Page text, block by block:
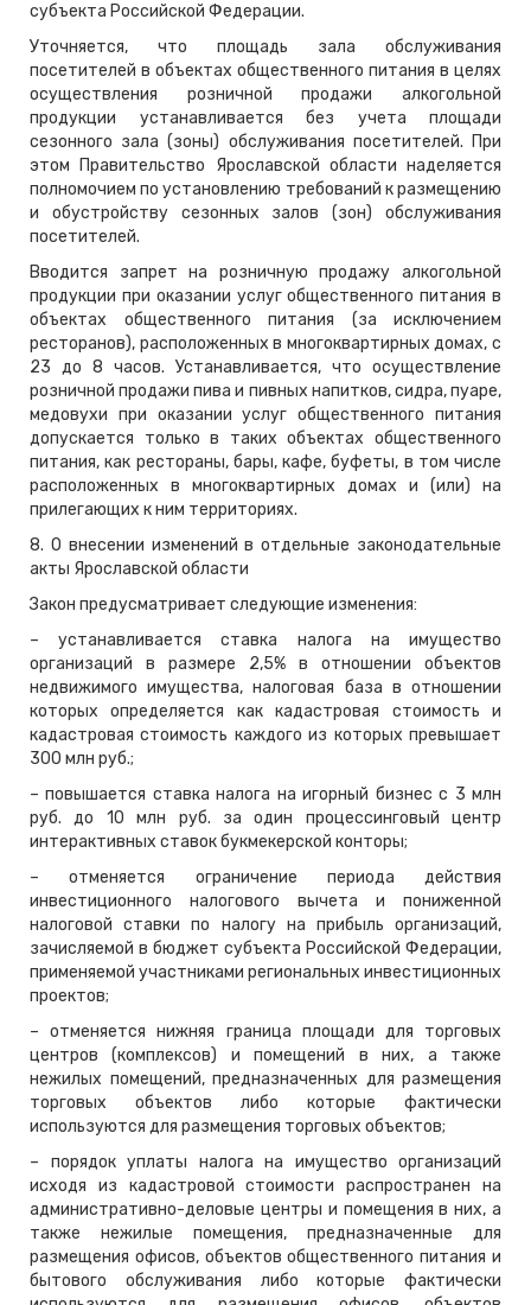
субъекта Российской Федерации.
Уточняется, что площадь зала обслуживания
посетителей в объектах общественного питания в целях
осуществления розничной продажи алкогольной
продукции устанавливается без учета площади
сезонного зала (зоны) обслуживания посетителей. При
этом Правительство Ярославской области наделяется
полномочием по установлению требований к размещению
и обустройству сезонных залов (зон) обслуживания
посетителей.
Вводится запрет на розничную продажу алкогольной
продукции при оказании услуг общественного питания в
объектах общественного питания (за исключением
ресторанов), расположенных в многоквартирных домах, с
23 до 8 часов. Устанавливается, что осуществление
розничной продажи пива и пивных напитков, сидра, пуаре,
медовухи при оказании услуг общественного питания
допускается только в таких объектах общественного
питания, как рестораны, бары, кафе, буфеты, в том числе
расположенных в многоквартирных домах и (или) на
прилегающих к ним территориях.
8. О внесении изменений в отдельные законодательные
акты Ярославской области
Закон предусматривает следующие изменения:
– устанавливается ставка налога на имущество
организаций в размере 2,5% в отношении объектов
недвижимого имущества, налоговая база в отношении
которых определяется как кадастровая стоимость и
кадастровая стоимость каждого из которых превышает
300 млн руб.;
– повышается ставка налога на игорный бизнес с 3 млн
руб. до 10 млн руб. за один процессинговый центр
интерактивных ставок букмекерской конторы;
– отменяется ограничение периода действия
инвестиционного налогового вычета и пониженной
налоговой ставки по налогу на прибыль организаций,
зачисляемой в бюджет субъекта Российской Федерации,
применяемой участниками региональных инвестиционных
проектов;
– отменяется нижняя граница площади для торговых
центров (комплексов) и помещений в них, а также
нежилых помещений, предназначенных для размещения
торговых объектов либо которые фактически
используются для размещения торговых объектов;
– порядок уплаты налога на имущество организаций
исходя из кадастровой стоимости распространен на
административно-деловые центры и помещения в них, а
также нежилые помещения, предназначенные для
размещения офисов, объектов общественного питания и
бытового обслуживания либо которые фактически